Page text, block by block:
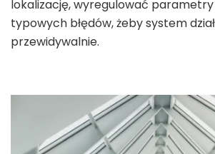
lokalizację, wyregulować
typowych błędów, żeby system
przewidywalnie.